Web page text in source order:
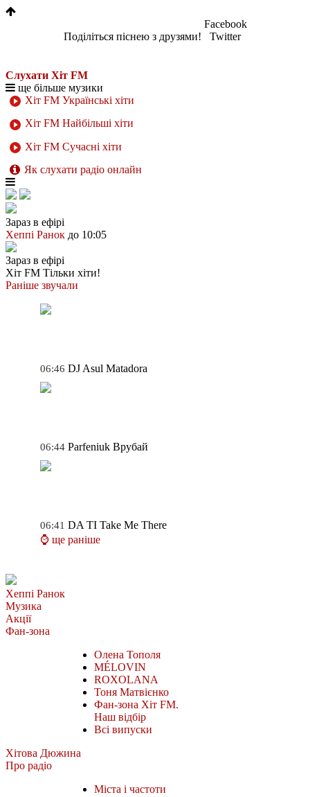
Поділіться піснею з друзями!
Facebook
Twitter
Слухати Хіт FM
ще більше музики
Хіт FM Українські хіти
Хіт FM Найбільші хіти
Хіт FM Сучасні хіти
Як слухати радіо онлайн
Зараз в ефірі
Хеппі Ранок до 10:05
Зараз в ефірі
Хіт FM Тільки хіти!
Раніше звучали
06:46 DJ Asul Matadora
06:44 Parfeniuk Врубай
06:41 DA TI Take Me There
⌚ ще раніше
Хеппі Ранок
Музика
Акції
Фан-зона
Олена Тополя
MÉLOVIN
ROXOLANA
Тоня Матвієнко
Фан-зона Хіт FM.
Наш відбір
Всі випуски
Хітова Дюжина
Про радіо
Міста і частоти